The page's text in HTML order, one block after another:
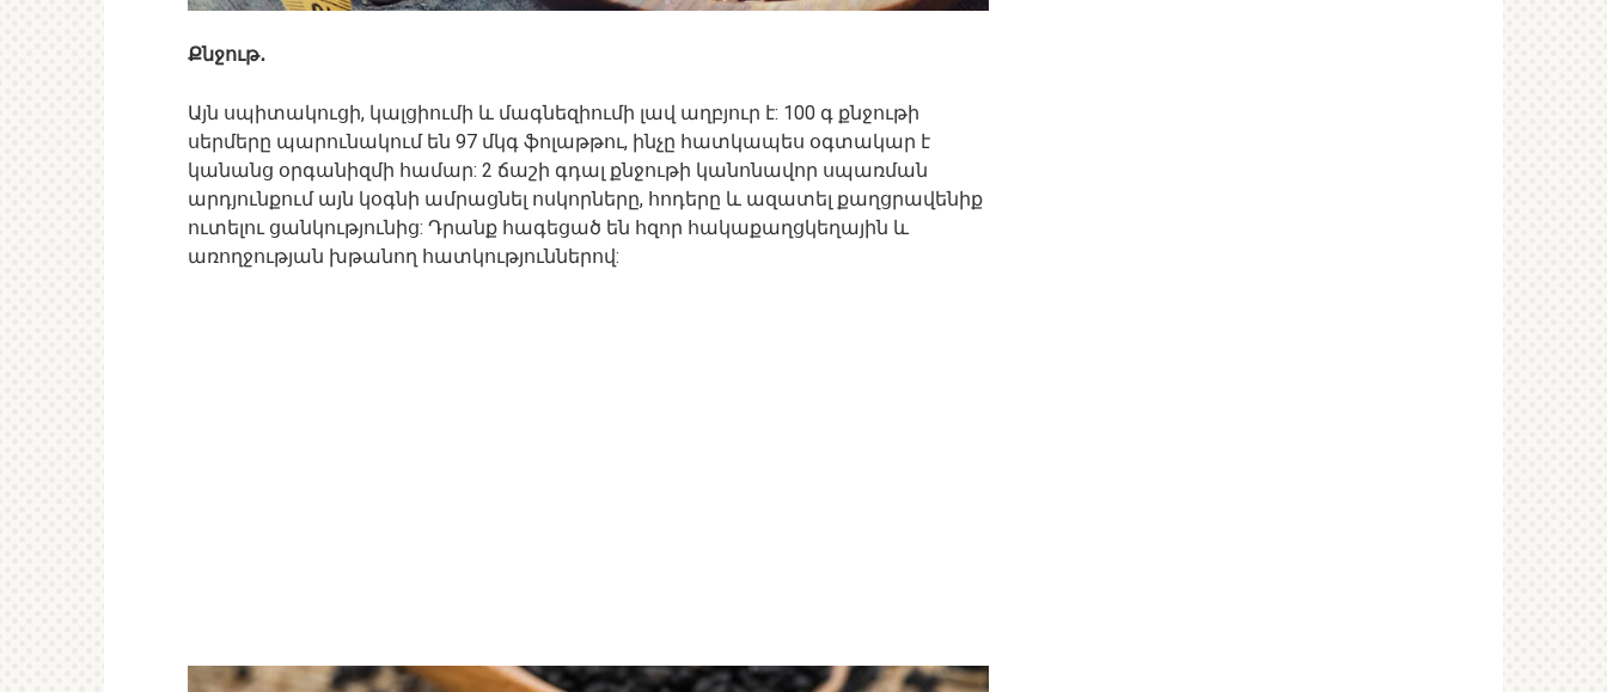
Քնջութ․
Այն սպիտակուցի, կալցիումի և մագնեզիումի լավ աղբյուր է: 100 գ քնջութի
սերմերը պարունակում են 97 մկգ ֆոլաթթու, ինչը հատկապես օգտակար է
կանանց օրգանիզմի համար: 2 ճաշի գդալ քնջութի կանոնավոր սպառման
արդյունքում այն ​​կօգնի ամրացնել ոսկորները, հոդերը և ազատել քաղցրավենիք
ուտելու ցանկությունից: Դրանք հագեցած են հզոր հակաքաղցկեղային և
առողջության խթանող հատկություններով: